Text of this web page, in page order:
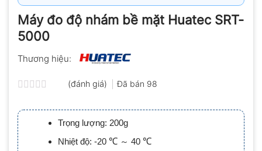
Máy đo độ nhám bề mặt Huatec SRT-
5000
Thương hiệu:
xếp
hạng
0.0
5
sao
(đánh giá) Đã bán 98
Trọng lượng: 200g
Nhiệt độ: -20 ℃ ～ 40 ℃